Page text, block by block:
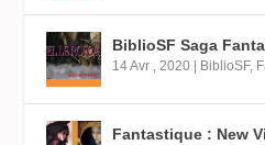
BiblioSF Saga
14 Avr , 2020 | BiblioSF,
Fantastique : New